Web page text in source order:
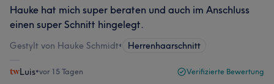
Hauke hat mich super beraten und auch im Anschluss
einen super Schnitt hingelegt.
Gestylt von Hauke Schmidt• Herrenhaarschnitt
Luis•vor 15 Tagen Verifizierte Bewertung